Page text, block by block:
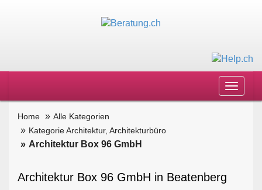
Toggle
Home
Alle Kategorien
Kategorie Architektur, Architekturbüro
Architektur Box 96 GmbH
Architektur Box 96 GmbH in Beatenberg